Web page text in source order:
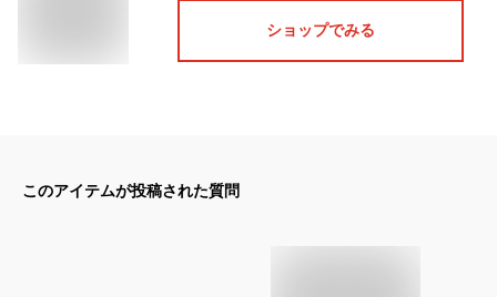
ショップでみる
このアイテムが投稿された質問